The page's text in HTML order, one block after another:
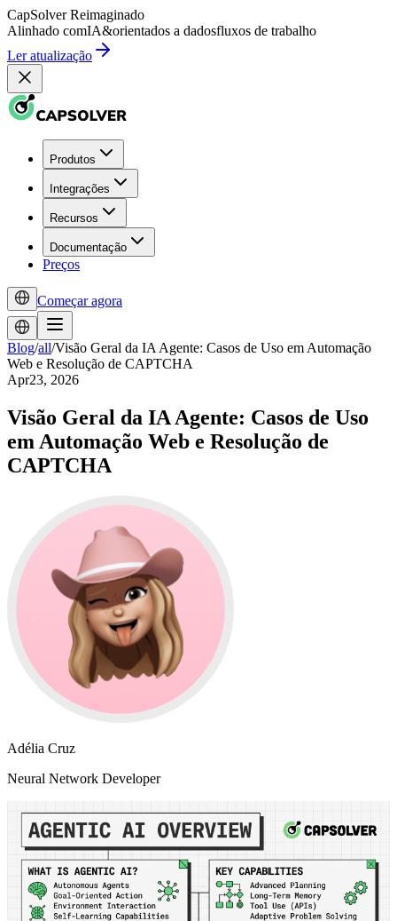
CapSolver Reimaginado
Alinhado comIA&orientados a dadosfluxos de trabalho
Ler atualização
Produtos
Integrações
Recursos
Documentação
Preços
Começar agora
Blog/all/Visão Geral da IA Agente: Casos de Uso em Automação
Web e Resolução de CAPTCHA
Apr23, 2026
Visão Geral da IA Agente: Casos de Uso
em Automação Web e Resolução de
CAPTCHA
Adélia Cruz
Neural Network Developer